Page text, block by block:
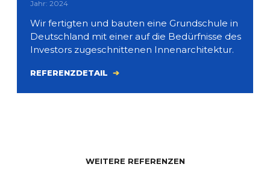
Jahr: 2024
Wir fertigten und bauten eine Grundschule in
Deutschland mit einer auf die Bedürfnisse des
Investors zugeschnittenen Innenarchitektur.
REFERENZDETAIL
WEITERE REFERENZEN